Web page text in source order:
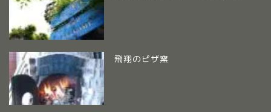
飛翔のピザ窯